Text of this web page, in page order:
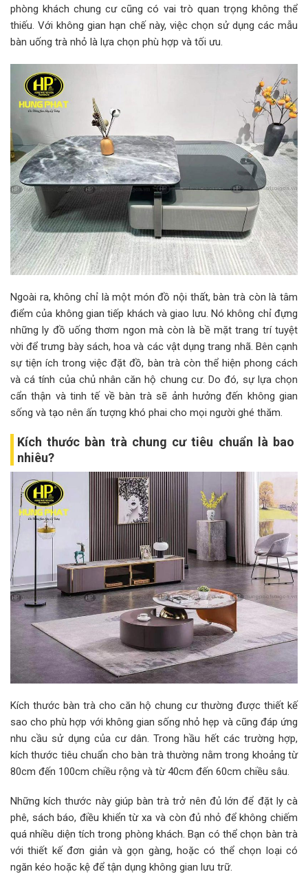
phòng khách chung cư cũng có vai trò quan trọng không thể
thiếu. Với không gian hạn chế này, việc chọn sử dụng các mẫu
bàn uống trà nhỏ là lựa chọn phù hợp và tối ưu.
Ngoài ra, không chỉ là một món đồ nội thất, bàn trà còn là tâm
điểm của không gian tiếp khách và giao lưu. Nó không chỉ đựng
những ly đồ uống thơm ngon mà còn là bề mặt trang trí tuyệt
vời để trưng bày sách, hoa và các vật dụng trang nhã. Bên cạnh
sự tiện ích trong việc đặt đồ, bàn trà còn thể hiện phong cách
và cá tính của chủ nhân căn hộ chung cư. Do đó, sự lựa chọn
cẩn thận và tinh tế về bàn trà sẽ ảnh hưởng đến không gian
sống và tạo nên ấn tượng khó phai cho mọi người ghé thăm.
Kích thước bàn trà chung cư tiêu chuẩn là bao
nhiêu?
Kích thước bàn trà cho căn hộ chung cư thường được thiết kế
sao cho phù hợp với không gian sống nhỏ hẹp và cũng đáp ứng
nhu cầu sử dụng của cư dân. Trong hầu hết các trường hợp,
kích thước tiêu chuẩn cho bàn trà thường nằm trong khoảng từ
80cm đến 100cm chiều rộng và từ 40cm đến 60cm chiều sâu.
Những kích thước này giúp bàn trà trở nên đủ lớn để đặt ly cà
phê, sách báo, điều khiển từ xa và còn đủ nhỏ để không chiếm
quá nhiều diện tích trong phòng khách. Bạn có thể chọn bàn trà
với thiết kế đơn giản và gọn gàng, hoặc có thể chọn loại có
ngăn kéo hoặc kệ để tận dụng không gian lưu trữ.